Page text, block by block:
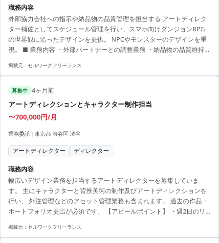
職務内容
外部協力会社への指示や納品物の品質管理を担当する アートディレク
ター補佐としてスケジュール管理を行い、スマホ向けダンジョンRPG
の世界観に沿ったデザインを提供。 NPCやモンスターのデザインを重
視。 ■ 業務内容 ・外部パートナーとの調整業務 ・納品物の品質維持
ルポイント】 ・業界最大手のプロジェクトに携われる ・リモートと出
ティブスキルを向上 ・ダークファンタジーの世界観に関するスキルを
発揮できる ・チームワークを重視する職場環境
掲載元： セルワークフリーランス
募集中 4ヶ月前
アートディレクションとキャラクター制作担当
〜700,000円/月
業務委託 | 東京都 渋谷区 渋谷
アートディレクター ディレクター
職務内容
幅広いデザイン業務を担当するアートディレクターを募集していま
す。 主にキャラクターと背景美術の制作及びアートディレクションを
行い、 外注管理などのアセット管理業務も含まれます。 過去の作品・
ポートフォリオ提出が必須です。 【アピールポイント】 ・週2日のリ
によりスキルアップが可能 ・他アートディレクターとの連携を通じ
掲載元： セルワークフリーランス